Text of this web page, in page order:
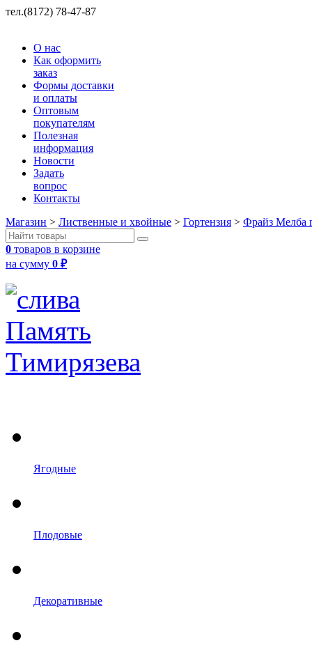
тел.(8172) 78-47-87
О нас
Как оформить
заказ
Формы доставки
и оплаты
Оптовым
покупателям
Полезная
информация
Новости
Задать
вопрос
Контакты
Магазин > Лиственные и хвойные > Гортензия > Фрайз Мелба
0 товаров в корзине
на сумму 0 ₽
Ягодные
Плодовые
Декоративные